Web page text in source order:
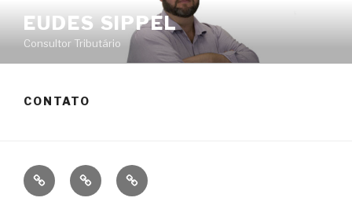
conteúdo
EUDES SIPPEL
Consultor Tributário
CONTATO
Conexão
Receita
FinançasMunicípios